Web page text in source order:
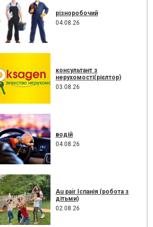
різноробочий
04.08.26
консультант з
нерухомості(рієлтор)
03.08.26
водій
04.08.26
Au pair Іспанія (робота з
дітьми)
02.08.26